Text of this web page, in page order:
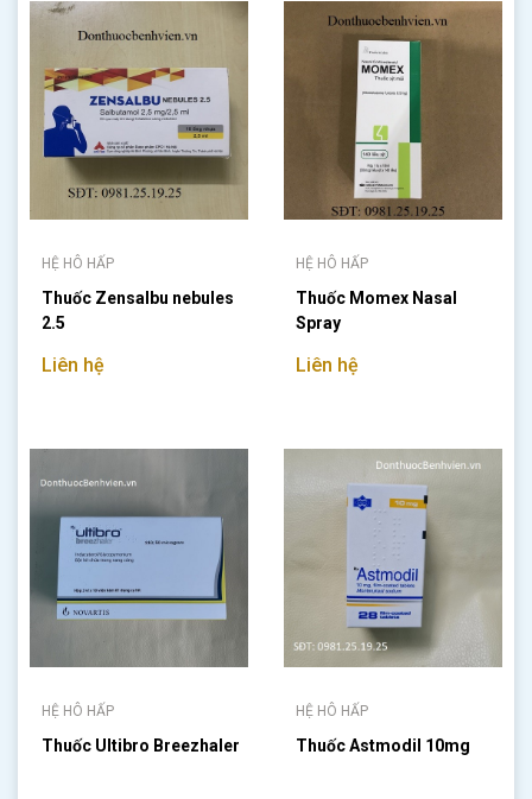
HỆ HÔ HẤP
Thuốc Zensalbu nebules
2.5
Liên hệ
HỆ HÔ HẤP
Thuốc Momex Nasal
Spray
Liên hệ
HỆ HÔ HẤP
Thuốc Ultibro Breezhaler
HỆ HÔ HẤP
Thuốc Astmodil 10mg